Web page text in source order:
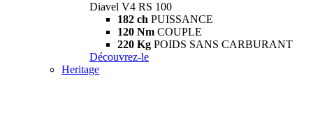
Diavel V4 RS 100
182 ch PUISSANCE
120 Nm COUPLE
220 Kg POIDS SANS CARBURANT
Découvrez-le
Heritage